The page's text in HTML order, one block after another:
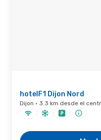
hotelF1 Dijon Nord
Dijon · 3.3 km desde el